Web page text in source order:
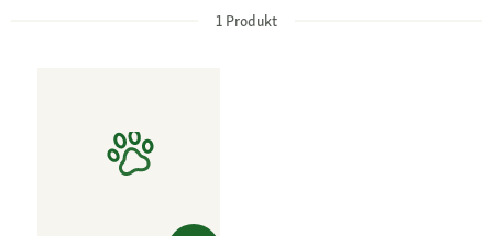
1 Produkt